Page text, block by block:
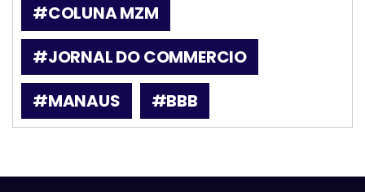
#COLUNA MZM
#JORNAL DO COMMERCIO
#MANAUS
#BBB